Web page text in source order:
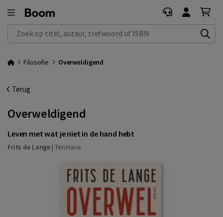
Zoek op titel, auteur, trefwoord of ISBN
Filosofie Overweldigend
Terug
Overweldigend
Leven met wat je niet in de hand hebt
Frits de Lange | Ten Have